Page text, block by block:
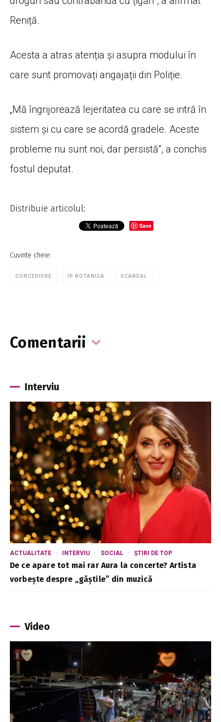
Reniță.
Acesta a atras atenția și asupra modului în
care sunt promovați angajații din Poliție.
„Mă îngrijorează lejeritatea cu care se intră în
sistem și cu care se acordă gradele. Aceste
probleme nu sunt noi, dar persistă”, a conchis
fostul deputat.
Distribuie articolul:
Save
Cuvinte cheie:
CONCEDIERE IP BOTANICA SCANDAL
Comentarii
Interviu
ACTUALITATE INTERVIU SOCIAL ȘTIRI DE TOP
De ce apare tot mai rar Aura la concerte? Artista
vorbește despre „găștile” din muzică
Video